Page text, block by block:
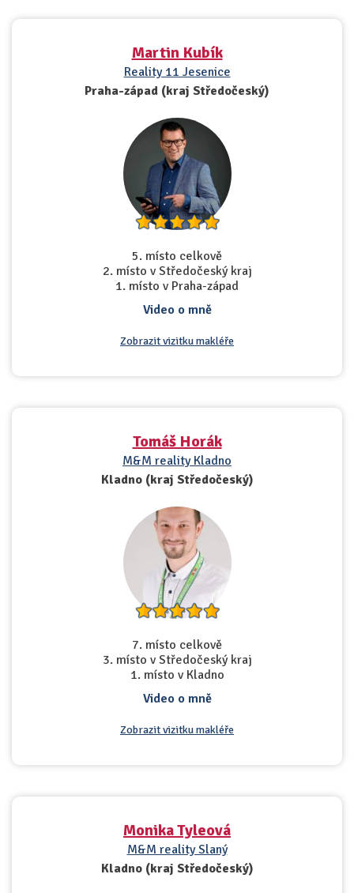
Martin Kubík
Reality 11 Jesenice
Praha-západ (kraj Středočeský)
5. místo celkově
2. místo v Středočeský kraj
1. místo v Praha-západ
Video o mně
Zobrazit vizitku makléře
Tomáš Horák
M&M reality Kladno
Kladno (kraj Středočeský)
7. místo celkově
3. místo v Středočeský kraj
1. místo v Kladno
Video o mně
Zobrazit vizitku makléře
Monika Tyleová
M&M reality Slaný
Kladno (kraj Středočeský)